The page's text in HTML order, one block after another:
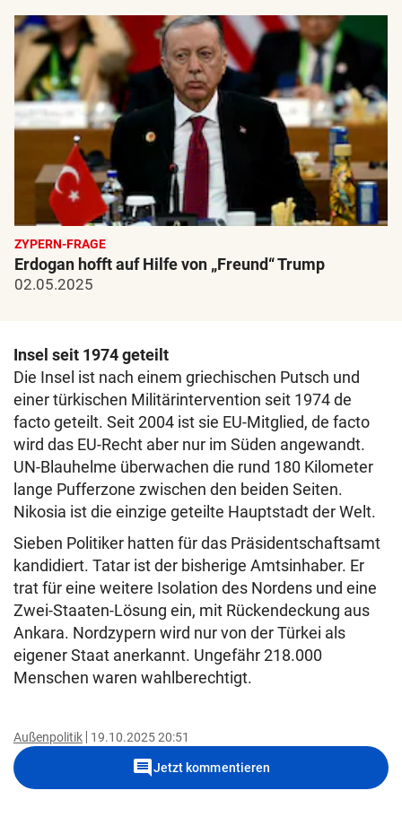
ZYPERN-FRAGE
Erdogan hofft auf Hilfe von „Freund“ Trump
02.05.2025
Insel seit 1974 geteilt
Die Insel ist nach einem griechischen Putsch und
einer türkischen Militärintervention seit 1974 de
facto geteilt. Seit 2004 ist sie EU-Mitglied, de facto
wird das EU-Recht aber nur im Süden angewandt.
UN-Blauhelme überwachen die rund 180 Kilometer
lange Pufferzone zwischen den beiden Seiten.
Nikosia ist die einzige geteilte Hauptstadt der Welt.
Sieben Politiker hatten für das Präsidentschaftsamt
kandidiert. Tatar ist der bisherige Amtsinhaber. Er
trat für eine weitere Isolation des Nordens und eine
Zwei-Staaten-Lösung ein, mit Rückendeckung aus
Ankara. Nordzypern wird nur von der Türkei als
eigener Staat anerkannt. Ungefähr 218.000
Menschen waren wahlberechtigt.
Außenpolitik 19.10.2025 20:51
commentJetzt kommentieren